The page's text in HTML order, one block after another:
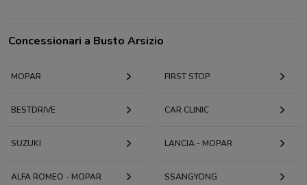
Concessionari a Busto Arsizio
MOPAR FIRST STOP
BESTDRIVE CAR CLINIC
SUZUKI LANCIA - MOPAR
ALFA ROMEO - MOPAR SSANGYONG